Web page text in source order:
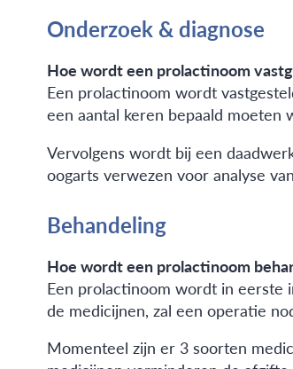
Onderzoek & diagnose
Hoe wordt een prolactinoom
Een prolactinoom wordt
een aantal keren bepaald moeten
Vervolgens wordt bij een
oogarts verwezen voor analyse
Behandeling
Hoe wordt een prolactinoom
Een prolactinoom wordt in eerste
de medicijnen, zal een operatie
Momenteel zijn er 3 soorten